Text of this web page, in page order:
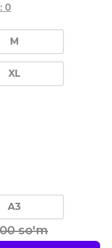
: 0
M
XL
A3
so'm